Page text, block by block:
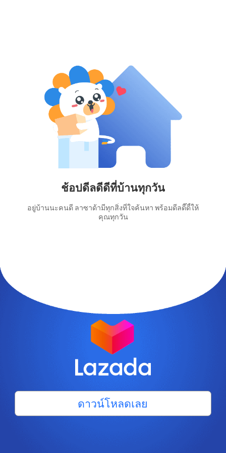
ช้อปดีลดีดีที่บ้านทุกวัน
อยู่บ้านนะคนดี ลาซาด้ามีทุกสิ่งที่ใจค้นหา พร้อมดีลดี๊ดี้ให้
คุณทุกวัน
ดาวน์โหลดเลย